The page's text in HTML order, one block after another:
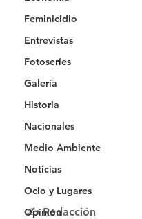
Feminicidio
Entrevistas
Fotoseries
Galería
Historia
Nacionales
Medio Ambiente
Noticias
Ocio y Lugares
Opinión
✍ Redacción